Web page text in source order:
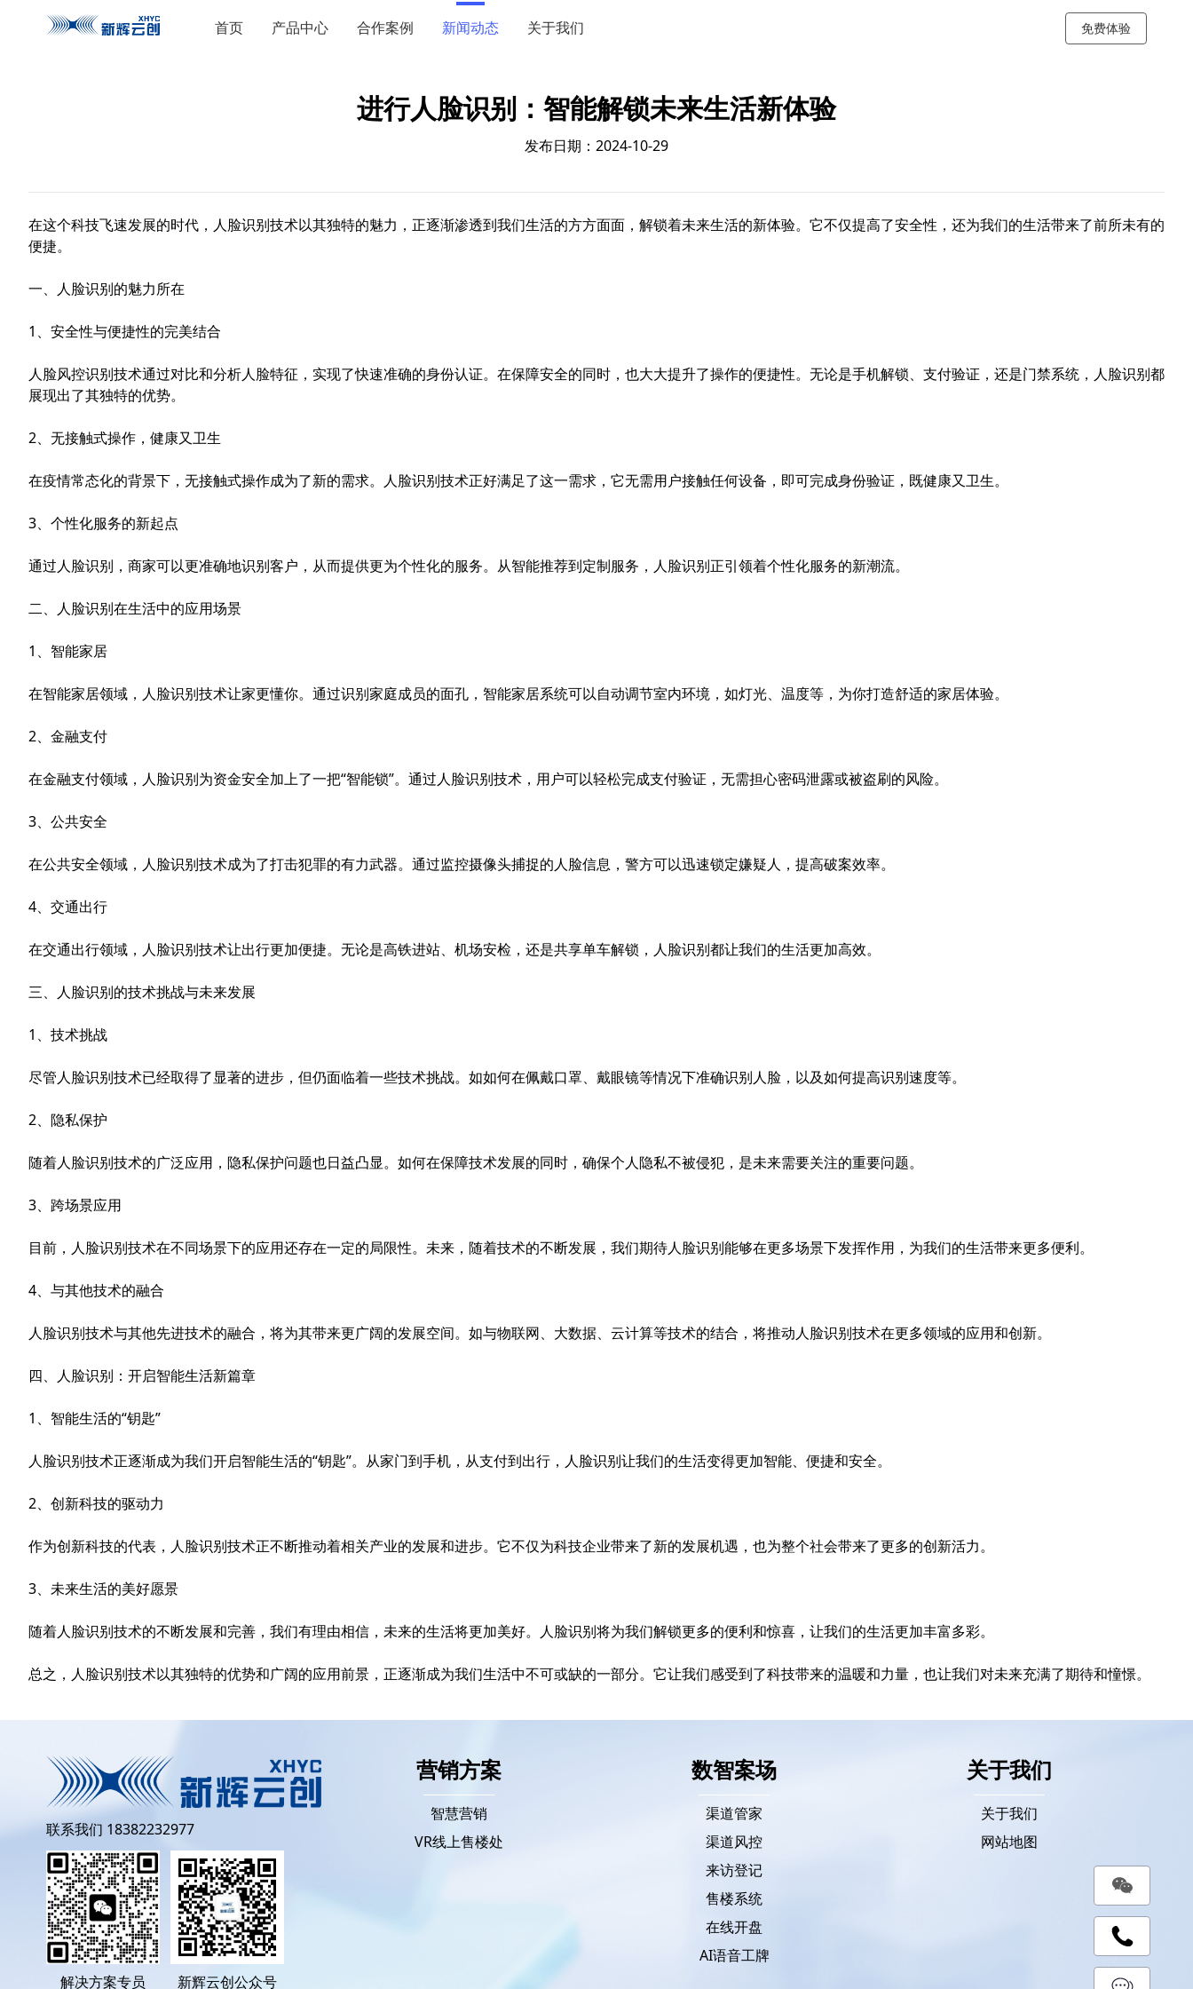
首页 产品中心 合作案例 新闻动态 关于我们 免费体验
进行人脸识别：智能解锁未来生活新体验
发布日期：2024-10-29
在这个科技飞速发展的时代，人脸识别技术以其独特的魅力，正逐渐渗透到我们生活的方方面面，解锁着未来生活的新体验。它不仅提高了安全性，还为我们的生活带来了前所未有的
便捷。
一、人脸识别的魅力所在
1、安全性与便捷性的完美结合
人脸风控识别技术通过对比和分析人脸特征，实现了快速准确的身份认证。在保障安全的同时，也大大提升了操作的便捷性。无论是手机解锁、支付验证，还是门禁系统，人脸识别都
展现出了其独特的优势。
2、无接触式操作，健康又卫生
在疫情常态化的背景下，无接触式操作成为了新的需求。人脸识别技术正好满足了这一需求，它无需用户接触任何设备，即可完成身份验证，既健康又卫生。
3、个性化服务的新起点
通过人脸识别，商家可以更准确地识别客户，从而提供更为个性化的服务。从智能推荐到定制服务，人脸识别正引领着个性化服务的新潮流。
二、人脸识别在生活中的应用场景
1、智能家居
在智能家居领域，人脸识别技术让家更懂你。通过识别家庭成员的面孔，智能家居系统可以自动调节室内环境，如灯光、温度等，为你打造舒适的家居体验。
2、金融支付
在金融支付领域，人脸识别为资金安全加上了一把“智能锁”。通过人脸识别技术，用户可以轻松完成支付验证，无需担心密码泄露或被盗刷的风险。
3、公共安全
在公共安全领域，人脸识别技术成为了打击犯罪的有力武器。通过监控摄像头捕捉的人脸信息，警方可以迅速锁定嫌疑人，提高破案效率。
4、交通出行
在交通出行领域，人脸识别技术让出行更加便捷。无论是高铁进站、机场安检，还是共享单车解锁，人脸识别都让我们的生活更加高效。
三、人脸识别的技术挑战与未来发展
1、技术挑战
尽管人脸识别技术已经取得了显著的进步，但仍面临着一些技术挑战。如如何在佩戴口罩、戴眼镜等情况下准确识别人脸，以及如何提高识别速度等。
2、隐私保护
随着人脸识别技术的广泛应用，隐私保护问题也日益凸显。如何在保障技术发展的同时，确保个人隐私不被侵犯，是未来需要关注的重要问题。
3、跨场景应用
目前，人脸识别技术在不同场景下的应用还存在一定的局限性。未来，随着技术的不断发展，我们期待人脸识别能够在更多场景下发挥作用，为我们的生活带来更多便利。
4、与其他技术的融合
人脸识别技术与其他先进技术的融合，将为其带来更广阔的发展空间。如与物联网、大数据、云计算等技术的结合，将推动人脸识别技术在更多领域的应用和创新。
四、人脸识别：开启智能生活新篇章
1、智能生活的“钥匙”
人脸识别技术正逐渐成为我们开启智能生活的“钥匙”。从家门到手机，从支付到出行，人脸识别让我们的生活变得更加智能、便捷和安全。
2、创新科技的驱动力
作为创新科技的代表，人脸识别技术正不断推动着相关产业的发展和进步。它不仅为科技企业带来了新的发展机遇，也为整个社会带来了更多的创新活力。
3、未来生活的美好愿景
随着人脸识别技术的不断发展和完善，我们有理由相信，未来的生活将更加美好。人脸识别将为我们解锁更多的便利和惊喜，让我们的生活更加丰富多彩。
总之，人脸识别技术以其独特的优势和广阔的应用前景，正逐渐成为我们生活中不可或缺的一部分。它让我们感受到了科技带来的温暖和力量，也让我们对未来充满了期待和憧憬。
联系我们 18382232977
解决方案专员 新辉云创公众号
营销方案
智慧营销
VR线上售楼处
数智案场
渠道管家
渠道风控
来访登记
售楼系统
在线开盘
AI语音工牌
关于我们
关于我们
网站地图